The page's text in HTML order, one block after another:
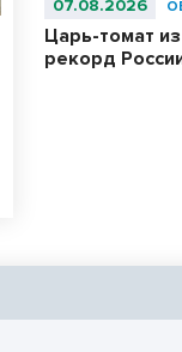
07.08.2026
Царь-томат
рекорд